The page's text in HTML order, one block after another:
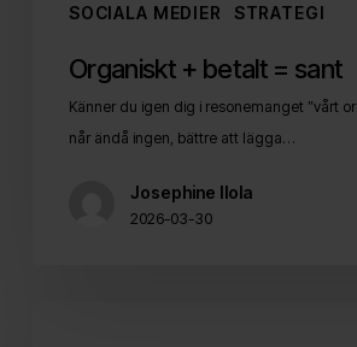
SOCIALA MEDIER STRATEGI
Organiskt + betalt = sant
Känner du igen dig i resonemanget ”vårt
når ändå ingen, bättre att lägga…
Josephine Ilola
2026-03-30